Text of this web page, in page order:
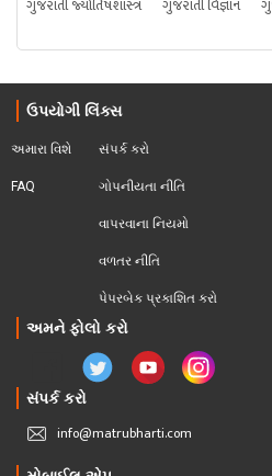
ગુજરાતી જ્યોતિષશાસ્ત્ર
ગુજરાતી વિજ્ઞાન
ઉપયોગી લિંક્સ
અમારા વિશે
FAQ
સંપર્ક કરો
ગોપનીયતા નીતિ
વાપરવાના નિયમો
વળતર નીતિ
પેપરબેક પ્રકાશિત કરો
અમને ફોલો કરો
સંપર્ક કરો
info@matrubharti.com